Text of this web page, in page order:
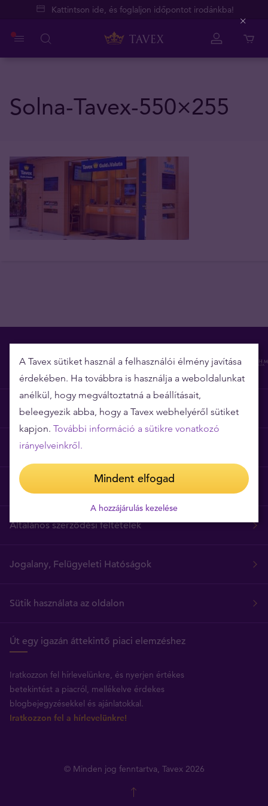
Kattintson ide, és foglaljon időpontot irodánkba!
Solna-Tavex-550×255
Miért épp a Tavex?
Árgarancia
Gyakori kérdések
Általános szerződési feltételek
Jogalany, Felügyeleti Hatóságok
Sütik használata az oldalon
Út egy igazán áttekintő piaci elemzéshez
Iratkozzon fel hírlevelünkre, és nyerjen értékes
betekintést a piacról, mellékelve érdekes
blogbejegyzésekkel és ajánlatokkal.
Iratkozzon fel a hírlevelünkre!
© Minden jog fenntartva, Tavex 2026
A Tavex sütiket használ a felhasználói élmény javítása
érdekében. Ha továbbra is használja a weboldalunkat
anélkül, hogy megváltoztatná a beállításait,
beleegyezik abba, hogy a Tavex webhelyéről sütiket
kapjon. További információ a sütikre vonatkozó
irányelveinkről.
Mindent elfogad
A hozzájárulás kezelése
Close